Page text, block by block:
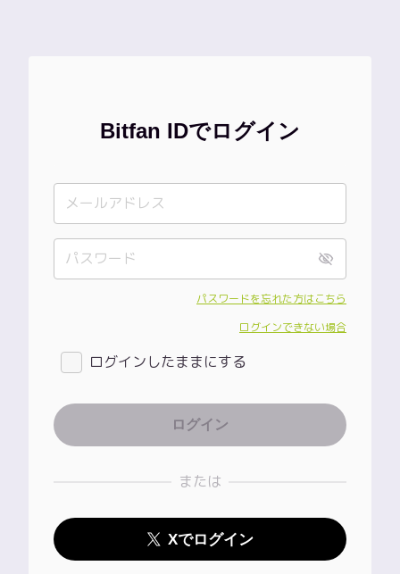
Bitfan IDでログイン
パスワードを忘れた方はこちら
ログインできない場合
ログインしたままにする
または
Xでログイン